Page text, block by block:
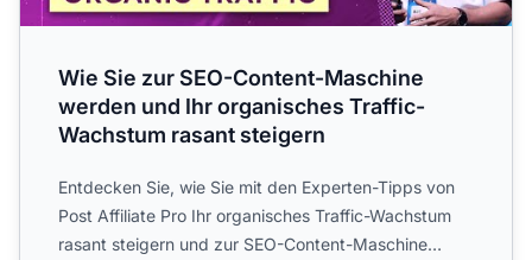
Wie Sie zur SEO-Content-Maschine
werden und Ihr organisches Traffic-
Wachstum rasant steigern
Entdecken Sie, wie Sie mit den Experten-Tipps von
Post Affiliate Pro Ihr organisches Traffic-Wachstum
rasant steigern und zur SEO-Content-Maschine